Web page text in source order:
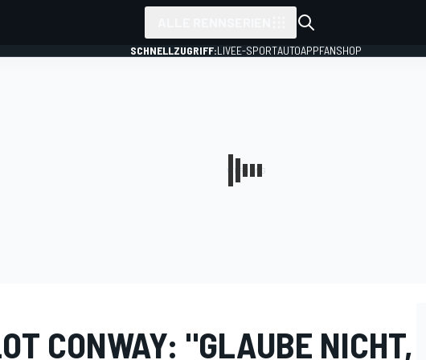
SCHNELLZUGRIFF:LIVEE-SPORTAUTOAPPFANSHOP
CONWAY: "GLAUBE NICHT,